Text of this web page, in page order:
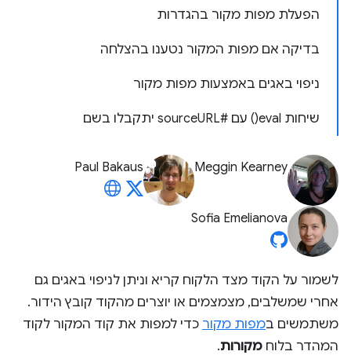
הפעלת מפות מקור בהגדרות
בדיקה אם מפות המקור נטענו בהצלחה
ניפוי באגים באמצעות מפות מקור
שיחות eval() עם #sourceURL יתקבלו בשם
Meggin Kearney
Paul Bakaus
Sofia Emelianova
לשמור על הקוד מצד הלקוח קריא וניתן לניפוי באגים גם
אחרי שמשלבים, מצמצמים או יוצרים מהקוד קובץ הידור.
משתמשים במפות מקור כדי למפות את קוד המקור לקוד
המהדר בלוח מקורות.